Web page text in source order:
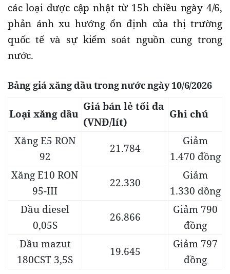
các loại được cập nhật từ 15h chiều ngày 4/6,
phản ánh xu hướng ổn định của thị trường
quốc tế và sự kiểm soát nguồn cung trong
nước.
Bảng giá xăng dầu trong nước ngày 10/6/2026
Loại xăng dầu
Giá bán lẻ tối đa
(VNĐ/lít)
Ghi chú
Xăng E5 RON
92
21.784
Giảm
1.470 đồng
Xăng E10 RON
95-III
22.330
Giảm
1.330 đồng
Dầu diesel
0,05S
26.866
Giảm 790
đồng
Dầu mazut
180CST 3,5S
19.645
Giảm 797
đồng